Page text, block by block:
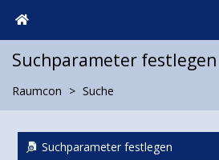
Suchparameter festlegen
Raumcon Suche
Suchparameter festlegen